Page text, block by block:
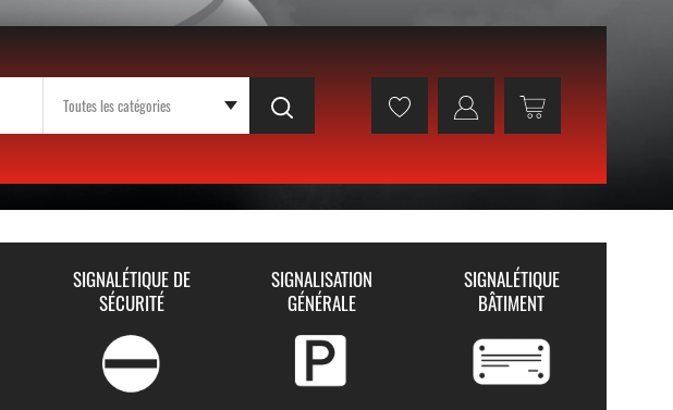
SIGNALÉTIQUE DE
SÉCURITÉ
SIGNALISATION
GÉNÉRALE
SIGNALÉTIQUE
BÂTIMENT